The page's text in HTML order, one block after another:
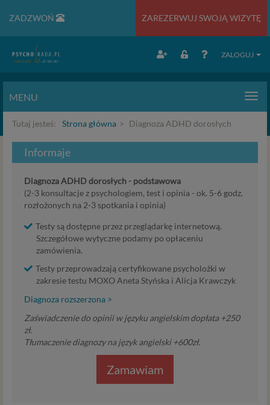
ZADZWOŃ ZAREZERWUJ SWOJĄ WIZYTĘ
ZALOGUJ
MENU
Tutaj jesteś: Strona główna Diagnoza ADHD dorosłych
Informaje
Diagnoza ADHD dorosłych - podstawowa
(2-3 konsultacje z psychologiem, test i opinia - ok. 5-6 godz.
rozłożonych na 2-3 spotkania i opinia)
Testy są dostępne przez przeglądarkę internetową.
Szczegółowe wytyczne podamy po opłaceniu
zamówienia.
Testy przeprowadzają certyfikowane psycholożki w
zakresie testu MOXO Aneta Styńska i Alicja Krawczyk
Diagnoza rozszerzona >
Zaświadczenie do opinii w języku angielskim dopłata +250
zł.
Tłumaczenie diagnozy na język angielski +600zł.
Zamawiam